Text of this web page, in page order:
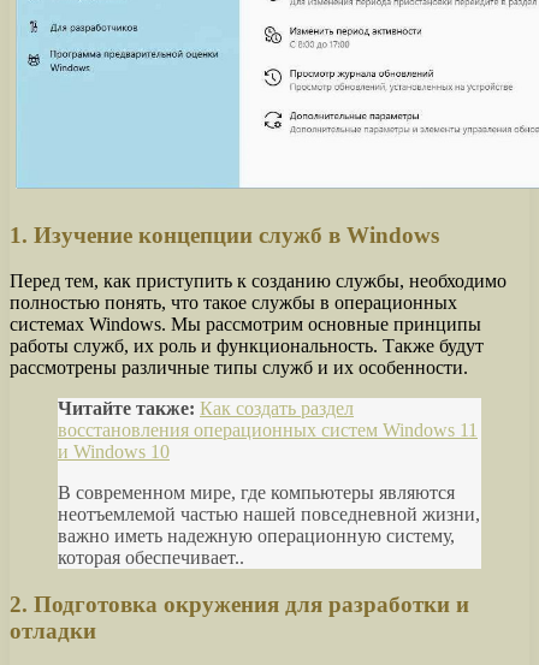
1. Изучение концепции служб в Windows
Перед тем, как приступить к созданию службы, необходимо
полностью понять, что такое службы в операционных
системах Windows. Мы рассмотрим основные принципы
работы служб, их роль и функциональность. Также будут
рассмотрены различные типы служб и их особенности.
Читайте также: Как создать раздел
восстановления операционных систем Windows 11
и Windows 10
В современном мире, где компьютеры являются
неотъемлемой частью нашей повседневной жизни,
важно иметь надежную операционную систему,
которая обеспечивает..
2. Подготовка окружения для разработки и
отладки